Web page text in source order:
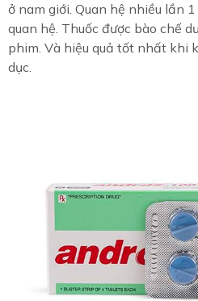
ở nam giới. Quan hệ nhiều lần
quan hệ. Thuốc được bào chế
phim. Và hiệu quả tốt nhất khi
dục.